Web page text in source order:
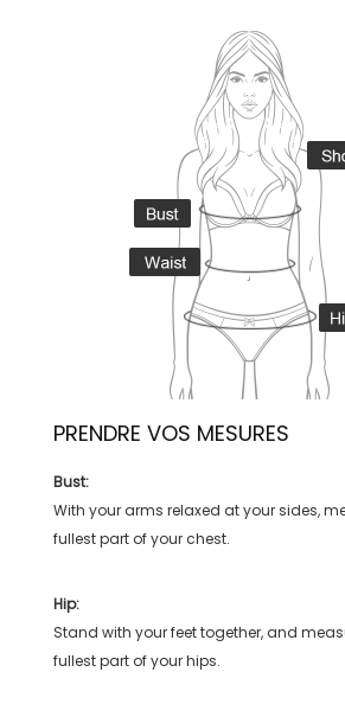
PRENDRE VOS MESURES
Bust:
With your arms relaxed at your sides,
fullest part of your chest.
Hip:
Stand with your feet together, and
fullest part of your hips.